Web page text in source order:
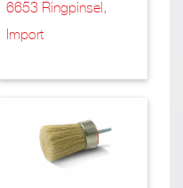
6653 Ringpinsel,
Import